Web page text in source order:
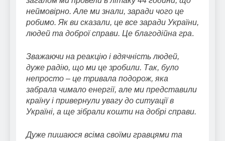
неймовірно. Але ми знали, заради чого це
робимо. Як ви сказали, це все заради України,
людей та доброї справи. Це благодійна гра.
Зважаючи на реакцію і вдячність людей,
дуже радію, що ми це зробили. Так, було
непросто – це тривала подорож, яка
забрала чимало енергії, але ми представили
країну і привернули увагу до ситуації в
Україні, а ще зібрали кошти на добрі справи.
Дуже пишаюся всіма своїми гравцями та